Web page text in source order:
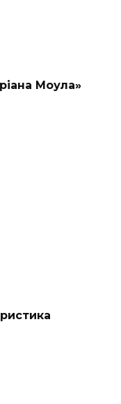
Моула»